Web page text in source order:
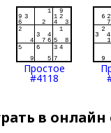
Простое
#4118
в онлайн